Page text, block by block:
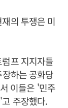
의 투쟁은 미
프 지지자들
하는 공화당
이들은 '민주
주장했다.